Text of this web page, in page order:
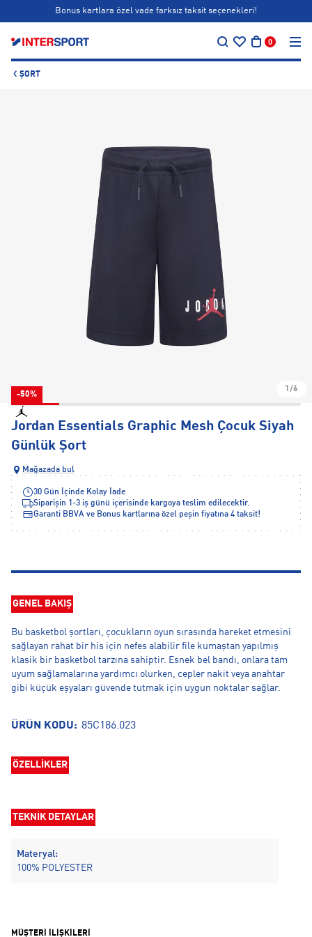
Bonus kartlara özel vade farksız taksit seçenekleri!
0
ŞORT
-50%
1/6
Jordan Essentials Graphic Mesh Çocuk Siyah
Günlük Şort
Mağazada bul
30 Gün İçinde Kolay İade
Siparişin 1-3 iş günü içerisinde kargoya teslim edilecektir.
Garanti BBVA ve Bonus kartlarına özel peşin fiyatına 4 taksit!
GENEL BAKIŞ
Bu basketbol şortları, çocukların oyun sırasında hareket etmesini
sağlayan rahat bir his için nefes alabilir file kumaştan yapılmış
klasik bir basketbol tarzına sahiptir. Esnek bel bandı, onlara tam
uyum sağlamalarına yardımcı olurken, cepler nakit veya anahtar
gibi küçük eşyaları güvende tutmak için uygun noktalar sağlar.
ÜRÜN KODU: 85C186.023
ÖZELLİKLER
TEKNİK DETAYLAR
Materyal:
100% POLYESTER
MÜŞTERİ İLİŞKİLERİ